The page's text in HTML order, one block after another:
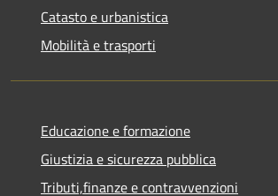
Catasto e urbanistica
Mobilità e trasporti
Educazione e formazione
Giustizia e sicurezza pubblica
Tributi,finanze e contravvenzioni